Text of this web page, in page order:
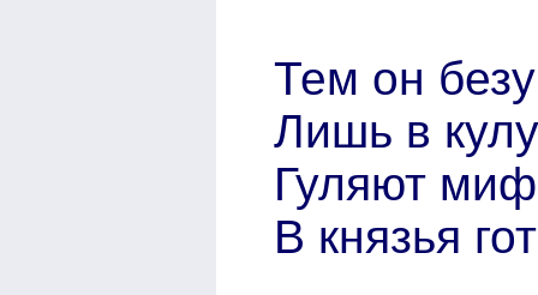
Тем он
Лишь в
Гуляют
В князья